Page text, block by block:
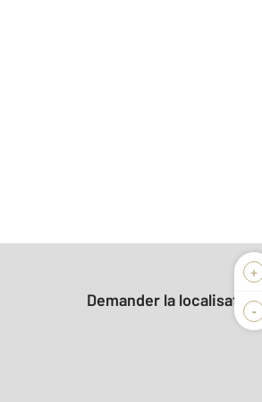
+
-
Demander la localisation